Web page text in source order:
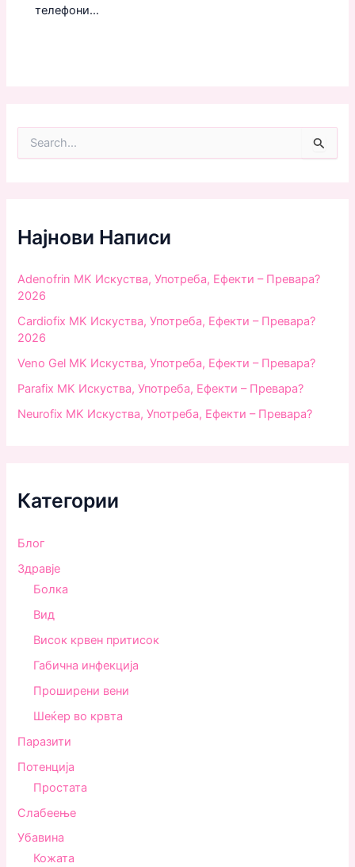
телефони…
f
o
:
Најнови Написи
Adenofrin MK Искуства, Употреба, Ефекти – Превара?
2026
Cardiofix MK Искуства, Употреба, Ефекти – Превара?
2026
Veno Gel MK Искуства, Употреба, Ефекти – Превара?
Parafix MK Искуства, Употреба, Ефекти – Превара?
Neurofix MK Искуства, Употреба, Ефекти – Превара?
Категории
Блог
Здравjе
Болка
Вид
Висок крвен притисок
Габична инфекција
Проширени вени
Шеќер во крвта
Паразити
Потенција
Простата
Слабеење
Убавина
Кожата